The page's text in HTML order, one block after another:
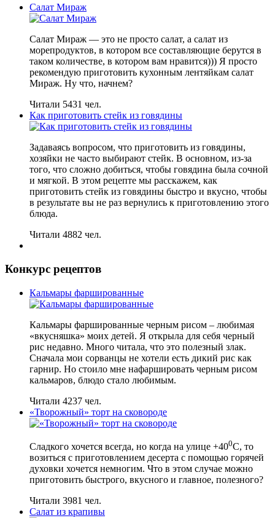
Салат Мираж
Салат Мираж — это не просто салат, а салат из
морепродуктов, в котором все составляющие берутся в
таком количестве, в котором вам нравится))) Я просто
рекомендую приготовить кухонным лентяйкам салат
Мираж. Ну что, начнем?
Читали 5431 чел.
Как приготовить стейк из говядины
Задаваясь вопросом, что приготовить из говядины,
хозяйки не часто выбирают стейк. В основном, из-за
того, что сложно добиться, чтобы говядина была сочной
и мягкой. В этом рецепте мы расскажем, как
приготовить стейк из говядины быстро и вкусно, чтобы
в результате вы не раз вернулись к приготовлению этого
блюда.
Читали 4882 чел.
Конкурс рецептов
Кальмары фаршированные
Кальмары фаршированные черным рисом – любимая
«вкусняшка» моих детей. Я открыла для себя черный
рис недавно. Много читала, что это полезный злак.
Сначала мои сорванцы не хотели есть дикий рис как
гарнир. Но стоило мне нафаршировать черным рисом
кальмаров, блюдо стало любимым.
Читали 4237 чел.
«Творожный» торт на сковороде
Сладкого хочется всегда, но когда на улице +400С, то
возиться с приготовлением десерта с помощью горячей
духовки хочется немногим. Что в этом случае можно
приготовить быстрого, вкусного и главное, полезного?
Читали 3981 чел.
Салат из крапивы